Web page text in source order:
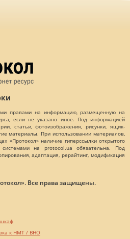
правами на информацию, размещенную на
если не указано иное. Под информацией
статьи, фотоизображения, рисунки, ящик-
материалы. При использовании материалов,
«Протокол» наличие гиперссылки открытого
на protocol.ua обязательна. Под
адаптация, рерайтинг, модификация
Все права защищены.
к НМТ / ВНО